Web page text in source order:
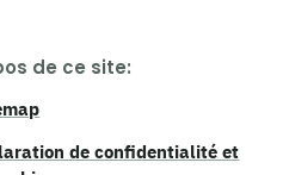
de ce site:
de confidentialité et